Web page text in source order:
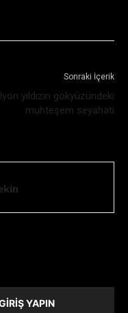
Sonraki İçerik
yıldızın gökyüzündeki
muhteşem seyahati
YAPIN